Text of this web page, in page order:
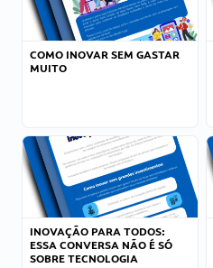
COMO INOVAR SEM GASTAR
MUITO
INOVAÇÃO PARA TODOS:
ESSA CONVERSA NÃO É SÓ
SOBRE TECNOLOGIA